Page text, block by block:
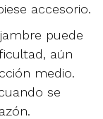
accesorio.
puede
aún
medio.
se